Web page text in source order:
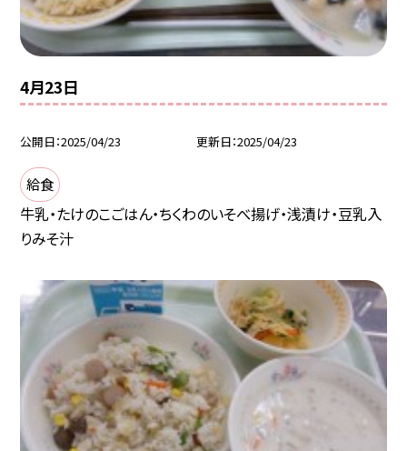
4月23日
公開日 2025/04/23 更新日 2025/04/23
給食
牛乳・たけのこごはん・ちくわのいそべ揚げ・浅漬け・豆乳入
りみそ汁